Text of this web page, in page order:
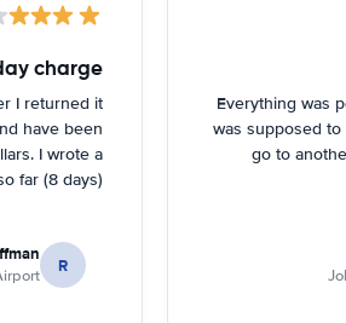
Everything was
was supposed to
go to
charge
I returned it
have been
I wrote a
far (8 days).
R